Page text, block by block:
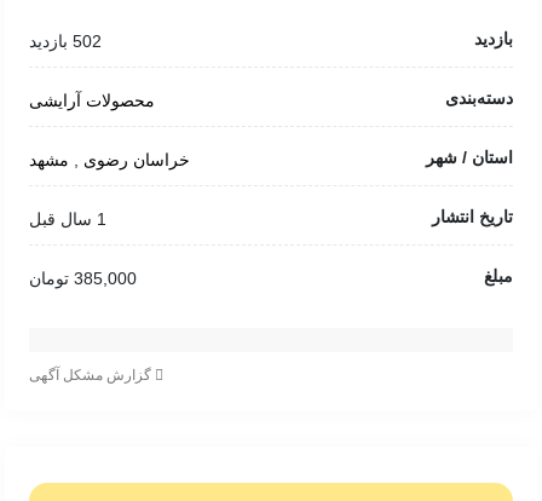
بازدید 502 بازدید
دسته‌بندی محصولات آرایشی
استان / شهر خراسان رضوی مشهد
تاریخ انتشار 1 سال قبل
مبلغ 385,000 تومان
گزارش مشکل آگهی